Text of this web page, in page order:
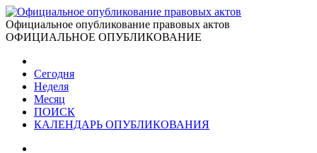
Официальное опубликование правовых актов
ОФИЦИАЛЬНОЕ ОПУБЛИКОВАНИЕ
Сегодня
Неделя
Месяц
ПОИСК
КАЛЕНДАРЬ ОПУБЛИКОВАНИЯ